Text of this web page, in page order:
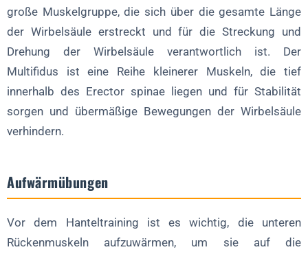
FAQ zur Kräftigung des unteren Rückens mit Kurzhanteln
1. Welche Vorteile hat die Stärkung des unteren Rückens mit
Kurzhanteln?
2. Wie oft sollte ich Kurzhantelübungen für den unteren Rücken
durchführen?
3. Kann ich Kurzhanteln verwenden, wenn ich bereits
Rückenschmerzen habe?
große Muskelgruppe, die sich über die gesamte Länge
der Wirbelsäule erstreckt und für die Streckung und
Drehung der Wirbelsäule verantwortlich ist. Der
Multifidus ist eine Reihe kleinerer Muskeln, die tief
innerhalb des Erector spinae liegen und für Stabilität
sorgen und übermäßige Bewegungen der Wirbelsäule
verhindern.
Aufwärmübungen
Vor dem Hanteltraining ist es wichtig, die unteren
Rückenmuskeln aufzuwärmen, um sie auf die